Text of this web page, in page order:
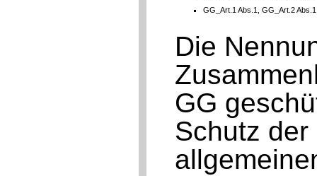
GG_Art.1 Abs.1, GG_Art.2
Die
GG
Schutz